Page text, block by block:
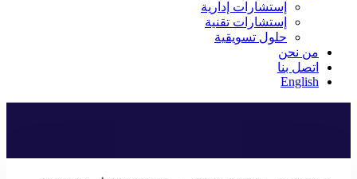
إستشارات إدارية
إستشارات تقنية
حلول تسويقية
من نحن
اتصل بنا
English